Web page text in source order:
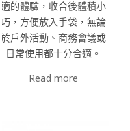
適的體驗，收合後體積小
巧，方便放入手袋，無論
於戶外活動、商務會議或
日常使用都十分合適。
Read more